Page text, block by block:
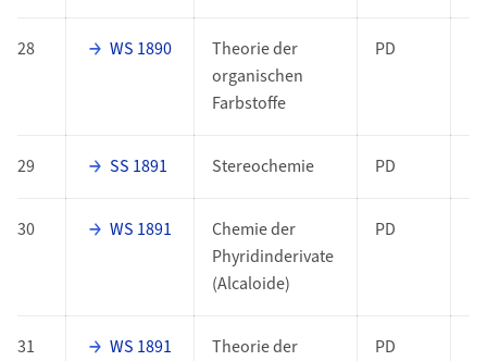
28 WS 1890
Theorie der
organischen
Farbstoffe
PD
29 SS 1891 Stereochemie PD
30 WS 1891
Chemie der
Phyridinderivate
(Alcaloide)
PD
31 WS 1891
Theorie der
PD